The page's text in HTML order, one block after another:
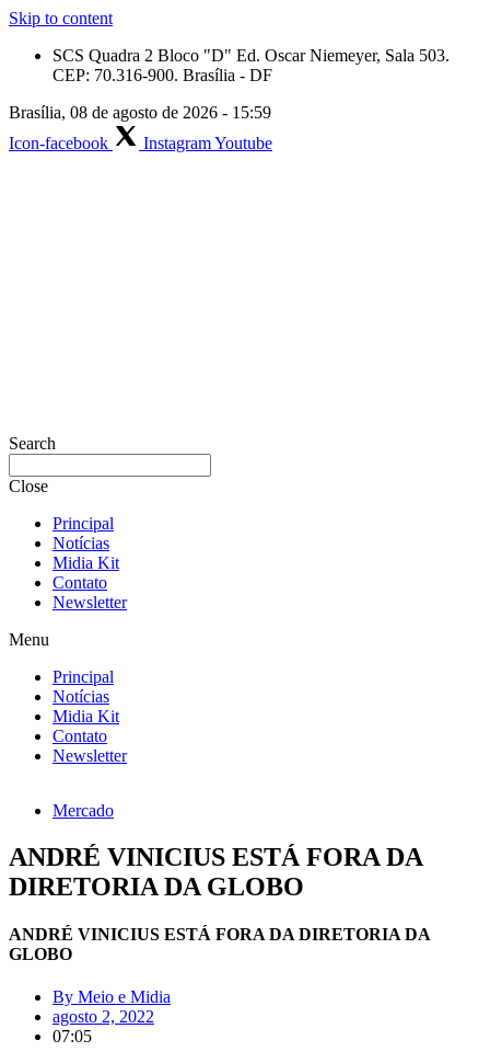
Skip to content
SCS Quadra 2 Bloco "D" Ed. Oscar Niemeyer, Sala 503.
CEP: 70.316-900. Brasília - DF
Brasília, 08 de agosto de 2026 - 15:59
Icon-facebook
InstagramYoutube
Search
Close
Principal
Notícias
Midia Kit
Contato
Newsletter
Menu
Principal
Notícias
Midia Kit
Contato
Newsletter
Mercado
ANDRÉ VINICIUS ESTÁ FORA DA
DIRETORIA DA GLOBO
ANDRÉ VINICIUS ESTÁ FORA DA DIRETORIA DA
GLOBO
By Meio e Midia
agosto 2, 2022
07:05